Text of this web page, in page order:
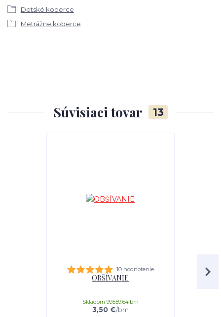
Detské koberce
Metrážne koberce
Súvisiaci tovar 13
10 hodnotenie
OBŠÍVANIE
3,50 €/bm
Skladom 99559.64 bm